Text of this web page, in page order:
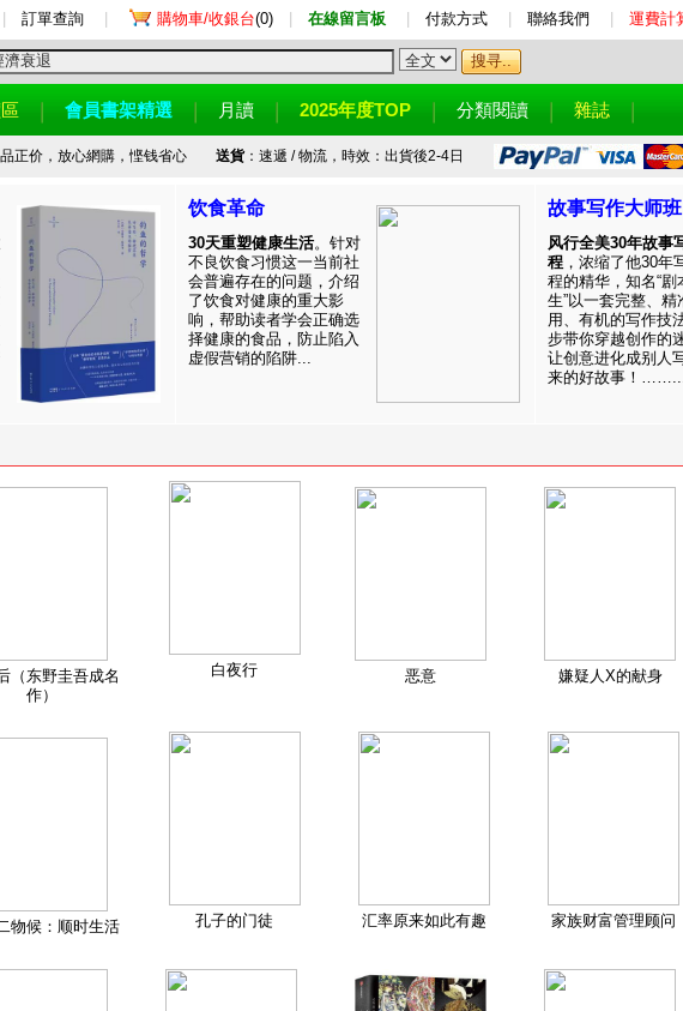
訂單查詢 購物車/收銀台(0) 在線留言板 付款方式 聯絡我們 運費計
會員書架精選 月讀 2025年度TOP 分類閱讀 雜誌
正价，放心網購，悭钱省心 送貨：速遞 / 物流，時效：出貨後2-4日
饮食革命
30天重塑健康生活。针对
不良饮食习惯这一当前社
会普遍存在的问题，介绍
了饮食对健康的重大影
响，帮助读者学会正确选
择健康的食品，防止陷入
虚假营销的陷阱...
故事写作大师班
风行全美30年故事
程 ，浓缩了他30年
程的精华，知名“剧
生”以一套完整、精
用、有机的写作技
步带你穿越创作的
让创意进化成别人
来的好故事！
（东野圭吾成名
作）
白夜行 恶意 嫌疑人X的献身
物候：顺时生活 孔子的门徒 汇率原来如此有趣 家族财富管理顾问